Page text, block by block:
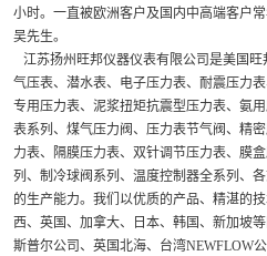
小时。一直被欧洲客户及国内中高端客户
吴先生。
江苏扬州旺邦仪器仪表有限公司是美国
气压表、潜水表、电子压力表、耐震压力
专用压力表、泥浆扭矩抗震型压力表、氨
表系列、煤气压力阀、压力表节气阀、精
力表、隔膜压力表、双针调节压力表、膜
列、制冷球阀系列、温度控制器全系列、
的生产能力。我们以优质的产品、精湛的
西、英国、加拿大、日本、韩国、新加坡
斯普尔公司、英国北海、台湾NEWFLOW